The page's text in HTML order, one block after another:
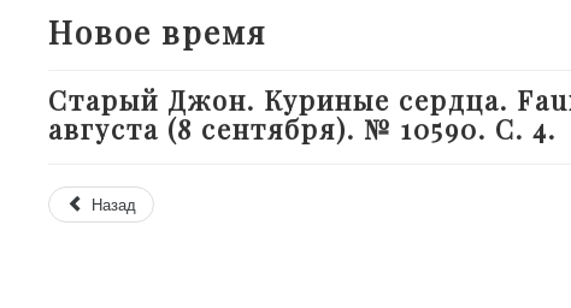
Новое время
Старый Джон. Куриные сердца.
августа (8 сентября). № 10590. С. 4.
Назад